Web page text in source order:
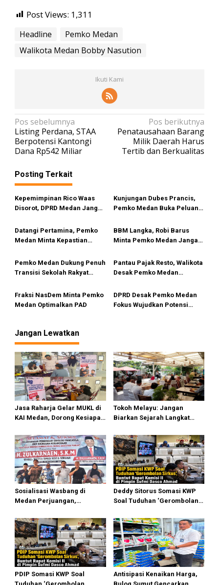
Post Views: 1,311
Headline
Pemko Medan
Walikota Medan Bobby Nasution
Ikuti Kami
N
a
v
g
a
s
p
o
s
Pos sebelumnya
Listing Perdana, STAA
Berpotensi Kantongi
Dana Rp542 Miliar
Pos berikutnya
Penatausahaan Barang
Milik Daerah Harus
Tertib dan Berkualitas
Posting Terkait
Kepemimpinan Rico Waas
Disorot, DPRD Medan Jangan
Kunjungan Dubes Prancis,
Pemko Medan Buka Peluang
Hingga Industri Kreatif
Datangi Pertamina, Pemko
Medan Minta Kepastian
BBM di SPBU
BBM Langka, Robi Barus
Minta Pemko Medan Jangan
Pemko Medan Dukung Penuh
Transisi Sekolah Rakyat
Pantau Pajak Resto, Walikota
Desak Pemko Medan
Fraksi NasDem Minta Pemko
Medan Optimalkan PAD
DPRD Desak Pemko Medan
Fokus Wujudkan Potensi
Jangan Lewatkan
Jasa Raharja Gelar MUKL di
KAI Medan, Dorong Kesiapan
Transportasi
Tokoh Melayu: Jangan
Biarkan Sejarah Langkat
Sosialisasi Wasbang di
Medan Perjuangan,
Perjuangkan Ruang Bermain
Anak
Deddy Sitorus Somasi KWP
Soal Tuduhan ‘Gerombolan
II Dipimpin Sufmi Dasco
Ahmad
PDIP Somasi KWP Soal
Antisipasi Kenaikan Harga,